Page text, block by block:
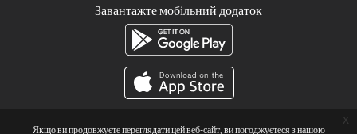
Якщо ви продовжуєте переглядати цей веб-сайт, ви погоджуєтеся з нашою
x
Завантажте мобільний додаток